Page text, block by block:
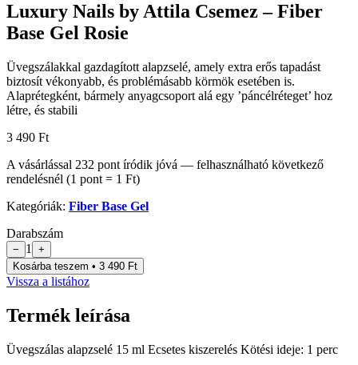
Luxury Nails by Attila Csemez – Fiber
Base Gel Rosie
Üvegszálakkal gazdagított alapzselé, amely extra erős tapadást
biztosít vékonyabb, és problémásabb körmök esetében is.
Alaprétegként, bármely anyagcsoport alá egy ’páncélréteget’ hoz
létre, és stabili
3 490 Ft
A vásárlással 232 pont íródik jóvá — felhasználható következő
rendelésnél (1 pont = 1 Ft)
Kategóriák: Fiber Base Gel
Darabszám
− 1
+
Kosárba teszem • 3 490 Ft
Vissza a listához
Termék leírása
Üvegszálas alapzselé 15 ml Ecsetes kiszerelés Kötési ideje: 1 perc